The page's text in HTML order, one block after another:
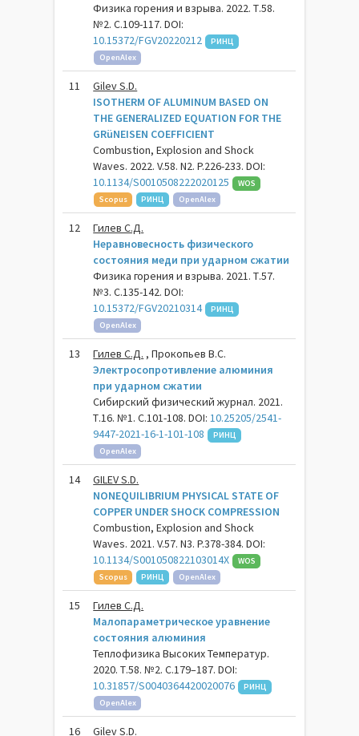
Физика горения и взрыва. 2022. Т.58.
№2. С.109-117. DOI:
10.15372/FGV20220212
РИНЦ
OpenAlex
11
Gilev S.D.
ISOTHERM OF ALUMINUM BASED ON
THE GENERALIZED EQUATION FOR THE
GRüNEISEN COEFFICIENT
Combustion, Explosion and Shock
Waves. 2022. V.58. N2. P.226-233. DOI:
10.1134/S0010508222020125
WOS
Scopus
РИНЦ OpenAlex
12
Гилев С.Д.
Неравновесность физического
состояния меди при ударном сжатии
Физика горения и взрыва. 2021. Т.57.
№3. С.135-142. DOI:
10.15372/FGV20210314
РИНЦ
OpenAlex
13 Гилев С.Д. , Прокопьев В.С.
Электросопротивление алюминия
при ударном сжатии
Сибирский физический журнал. 2021.
Т.16. №1. С.101-108. DOI:10.25205/2541-
9447-2021-16-1-101-108
РИНЦ
OpenAlex
14
GILEV S.D.
NONEQUILIBRIUM PHYSICAL STATE OF
COPPER UNDER SHOCK COMPRESSION
Combustion, Explosion and Shock
Waves. 2021. V.57. N3. P.378-384. DOI:
10.1134/S001050822103014X
WOS
Scopus
РИНЦ OpenAlex
15
Гилев С.Д.
Малопараметрическое уравнение
состояния алюминия
Теплофизика Высоких Температур.
2020. Т.58. №2. С.179–187. DOI:
10.31857/S0040364420020076
РИНЦ
OpenAlex
16 Gilev S.D.